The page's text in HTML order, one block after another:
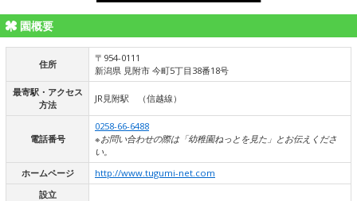
園概要
住所
〒954-0111
新潟県 見附市 今町5丁目38番18号
最寄駅・アクセス
方法
JR見附駅 （信越線）
電話番号
0258-66-6488
※お問い合わせの際は「幼稚園ねっとを見た」とお伝えくださ
い。
ホームページ
http://www.tugumi-net.com
設立